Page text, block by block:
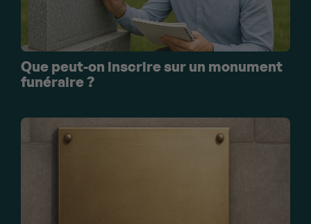
Que peut-on inscrire sur un monument
funéraire ?